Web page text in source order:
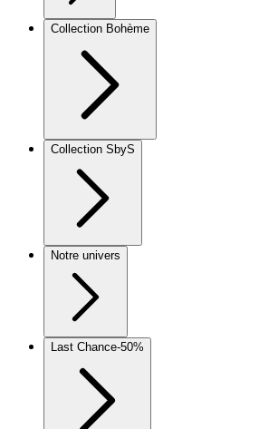
Collection Bohème
Collection SbyS
Notre univers
Last Chance-50%